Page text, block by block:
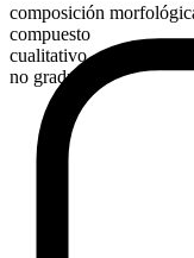
composición
compuesto
cualitativo
no graduable